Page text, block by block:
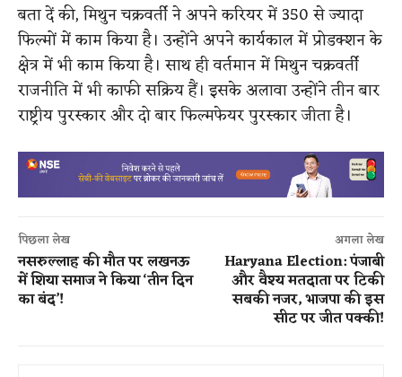
बता दें की, मिथुन चक्रवर्ती ने अपने करियर में 350 से ज्यादा
फिल्मों में काम किया है। उन्होंने अपने कार्यकाल में प्रोडक्शन के
क्षेत्र में भी काम किया है। साथ ही वर्तमान में मिथुन चक्रवर्ती
राजनीति में भी काफी सक्रिय हैं। इसके अलावा उन्होंने तीन बार
राष्ट्रीय पुरस्कार और दो बार फिल्मफेयर पुरस्कार जीता है।
पिछला लेख
नसरुल्लाह की मौत पर लखनऊ
में शिया समाज ने किया ‘तीन दिन
का बंद’!
अगला लेख
Haryana Election: पंजाबी
और वैश्य मतदाता पर टिकी
सबकी नजर, भाजपा की इस
सीट पर जीत पक्की!